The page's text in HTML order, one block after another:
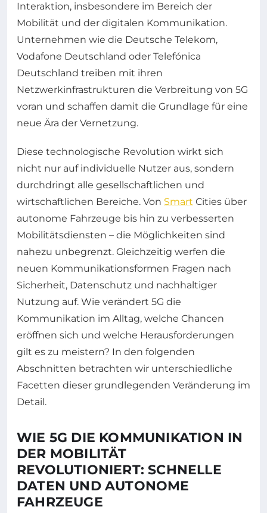
Interaktion, insbesondere im Bereich der
Mobilität und der digitalen Kommunikation.
Unternehmen wie die Deutsche Telekom,
Vodafone Deutschland oder Telefónica
Deutschland treiben mit ihren
Netzwerkinfrastrukturen die Verbreitung von 5G
voran und schaffen damit die Grundlage für eine
neue Ära der Vernetzung.
Diese technologische Revolution wirkt sich
nicht nur auf individuelle Nutzer aus, sondern
durchdringt alle gesellschaftlichen und
wirtschaftlichen Bereiche. Von Smart Cities über
autonome Fahrzeuge bis hin zu verbesserten
Mobilitätsdiensten – die Möglichkeiten sind
nahezu unbegrenzt. Gleichzeitig werfen die
neuen Kommunikationsformen Fragen nach
Sicherheit, Datenschutz und nachhaltiger
Nutzung auf. Wie verändert 5G die
Kommunikation im Alltag, welche Chancen
eröffnen sich und welche Herausforderungen
gilt es zu meistern? In den folgenden
Abschnitten betrachten wir unterschiedliche
Facetten dieser grundlegenden Veränderung im
Detail.
WIE 5G DIE KOMMUNIKATION IN
DER MOBILITÄT
REVOLUTIONIERT: SCHNELLE
DATEN UND AUTONOME
FAHRZEUGE